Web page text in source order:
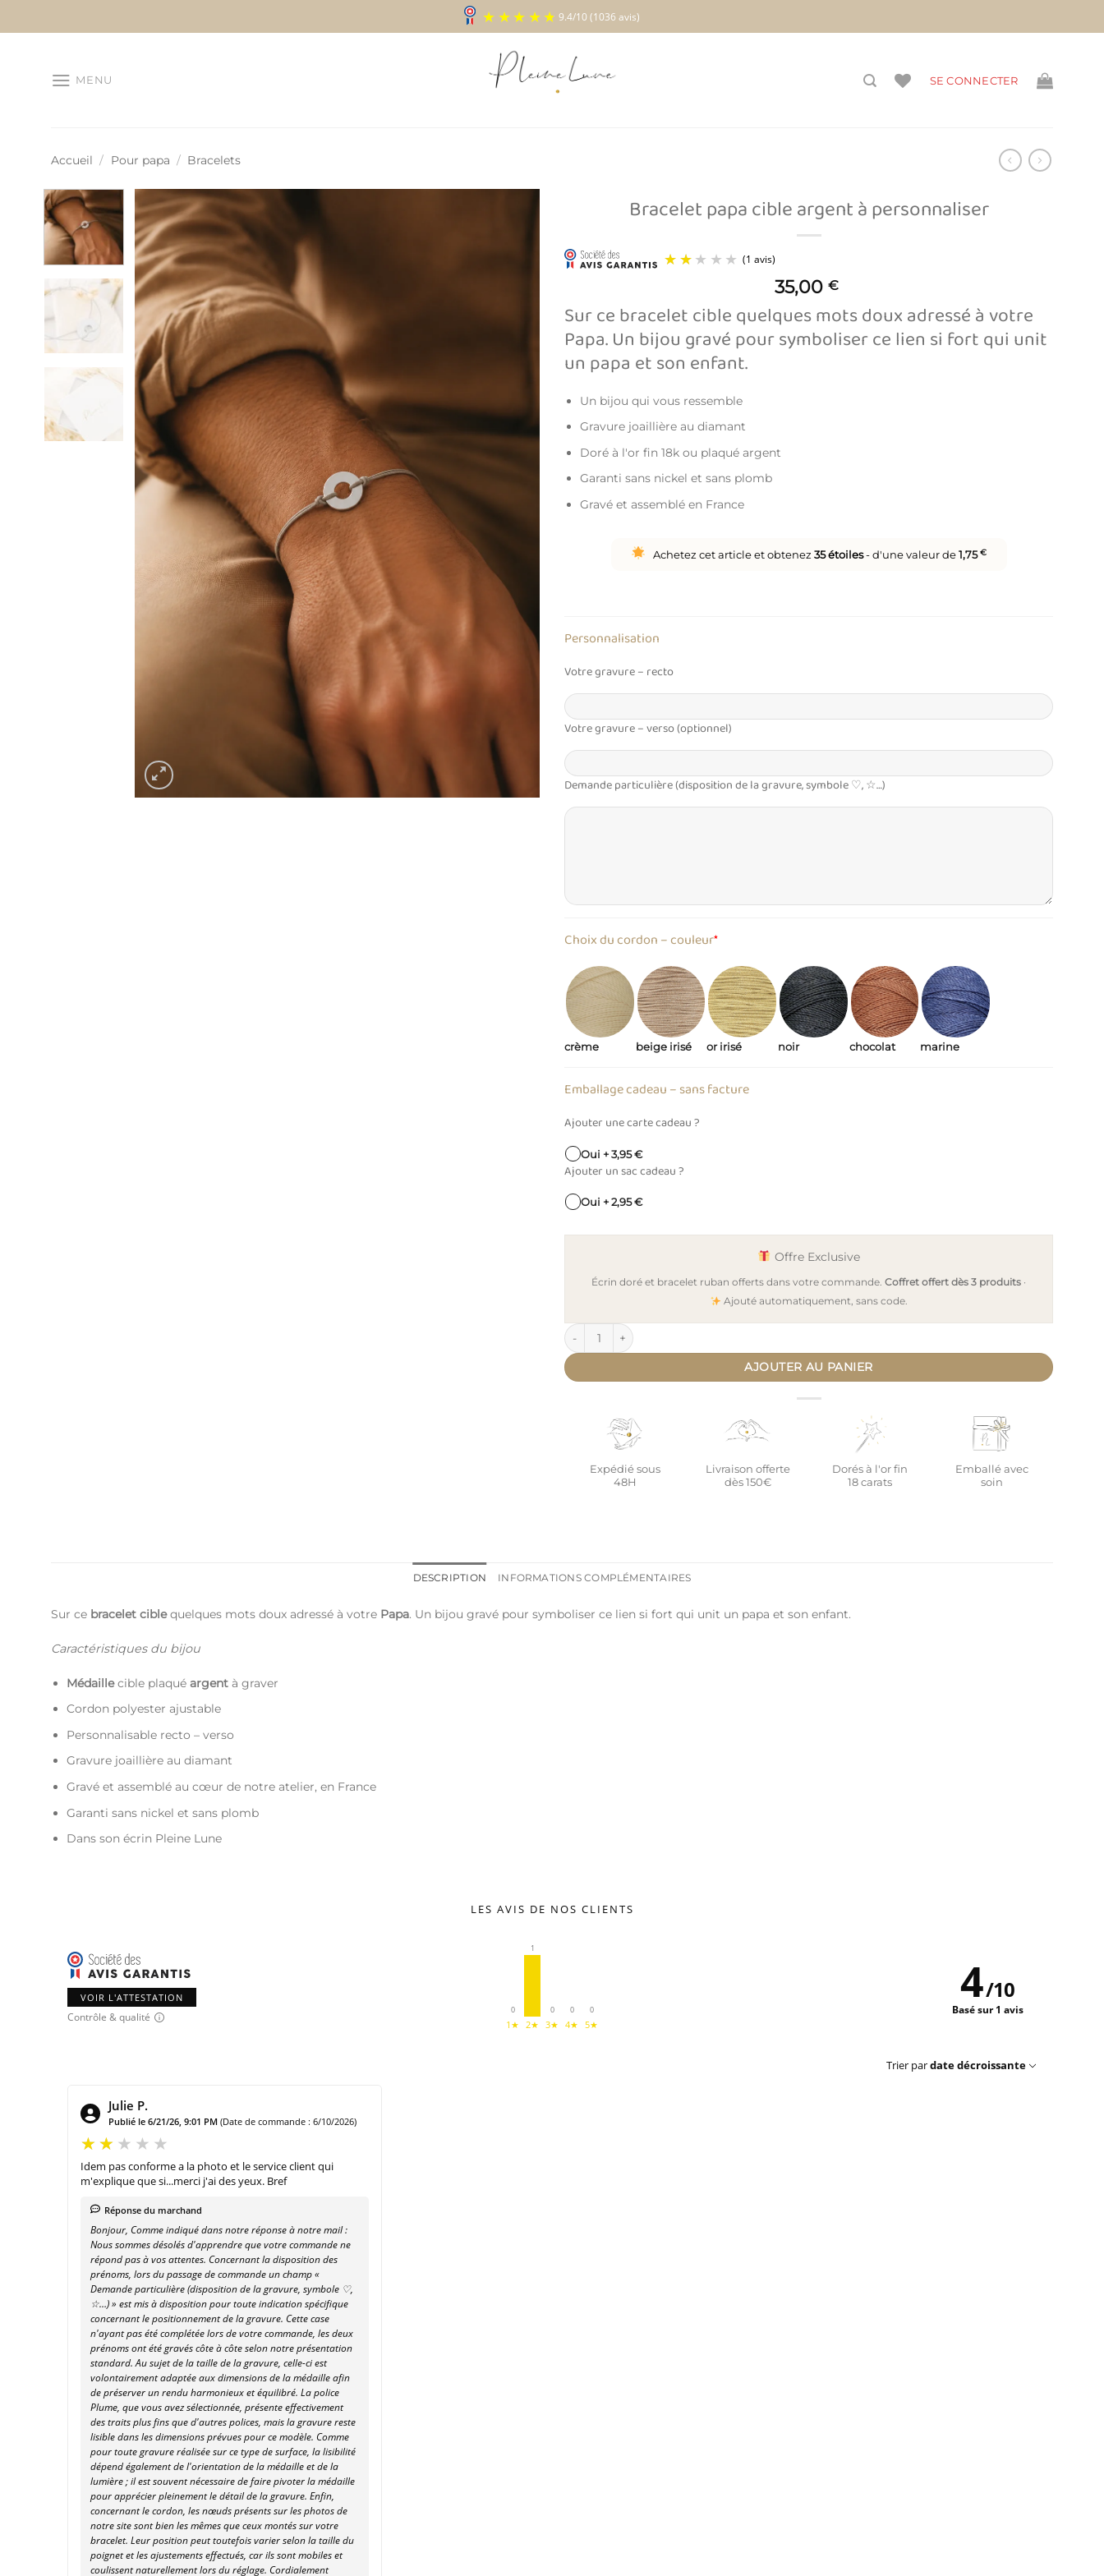
MENU SE CONNECTER
Accueil / Pour papa / Bracelets
Bracelet papa cible argent à personnaliser
35,00 €
Sur ce bracelet cible quelques mots doux adressé à votre
Papa. Un bijou gravé pour symboliser ce lien si fort qui unit
un papa et son enfant.
Un bijou qui vous ressemble
Gravure joaillière au diamant
Doré à l'or fin 18k ou plaqué argent
Garanti sans nickel et sans plomb
Gravé et assemblé en France
Achetez cet article et obtenez 35étoiles- d'une valeur de1,75€
Personnalisation
Votre gravure – recto
Votre gravure – verso (optionnel)
Demande particulière (disposition de la gravure, symbole ♡, ☆…)
*
Choix du cordon – couleur
crème beige irisé or irisé noir chocolat marine
Emballage cadeau – sans facture
Ajouter une carte cadeau ?
Oui + 3,95 €
Ajouter un sac cadeau ?
Oui + 2,95 €
Offre Exclusive
Écrin doré et bracelet ruban offerts dans votre commande. Coffret offert dès 3 produits ·
Ajouté automatiquement, sans code.
quantité de Bracelet papa cible argent à personnaliser
AJOUTER AU PANIER
Expédié sous
48H
Livraison offerte
dès 150€
Dorés à l'or fin
18 carats
Emballé avec
soin
DESCRIPTION INFORMATIONS COMPLÉMENTAIRES
Sur ce bracelet ciblequelques mots doux adressé à votre Papa. Un bijou gravé pour symboliser ce lien si fort qui unit un papa et son enfant.
Caractéristiques du bijou
Médaillecible plaqué argentà graver
Cordon polyester ajustable
Personnalisable recto – verso
Gravure joaillière au diamant
Gravé et assemblé au cœur de notre atelier, en France
Garanti sans nickel et sans plomb
Dans son écrin Pleine Lune
LES AVIS DE NOS CLIENTS
VOIR L'ATTESTATION
Contrôle & qualité
0
1★
1
2★
0
3★
0
4★
0
5★
4/10
Basé sur 1 avis
Trier pardate décroissante
Julie P.
Publié le 6/21/26, 9:01 PM (Date de commande : 6/10/2026)
Idem pas conforme a la photo et le service client qui
m'explique que si...merci j'ai des yeux. Bref
Réponse du marchand
Bonjour, Comme indiqué dans notre réponse à notre mail :
Nous sommes désolés d'apprendre que votre commande ne
répond pas à vos attentes. Concernant la disposition des
prénoms, lors du passage de commande un champ «
Demande particulière (disposition de la gravure, symbole ♡,
☆…) » est mis à disposition pour toute indication spécifique
concernant le positionnement de la gravure. Cette case
n'ayant pas été complétée lors de votre commande, les deux
prénoms ont été gravés côte à côte selon notre présentation
standard. Au sujet de la taille de la gravure, celle-ci est
volontairement adaptée aux dimensions de la médaille afin
de préserver un rendu harmonieux et équilibré. La police
Plume, que vous avez sélectionnée, présente effectivement
des traits plus fins que d'autres polices, mais la gravure reste
lisible dans les dimensions prévues pour ce modèle. Comme
pour toute gravure réalisée sur ce type de surface, la lisibilité
dépend également de l'orientation de la médaille et de la
lumière ; il est souvent nécessaire de faire pivoter la médaille
pour apprécier pleinement le détail de la gravure. Enfin,
concernant le cordon, les nœuds présents sur les photos de
notre site sont bien les mêmes que ceux montés sur votre
bracelet. Leur position peut toutefois varier selon la taille du
poignet et les ajustements effectués, car ils sont mobiles et
coulissent naturellement lors du réglage. Cordialement